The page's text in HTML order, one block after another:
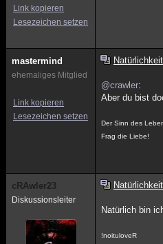
Link kopieren
Lesezeichen setzen
mastermind
ehemaliges Mitglied
Link kopieren
Lesezeichen setzen
Natürlichkeit
@crawler:
Aber du bist
Der Sinn des
Frag die Liebe!
cRAwler23
Diskussionsleiter
Natürlichkeit
Natürlich bin
!noituloveR